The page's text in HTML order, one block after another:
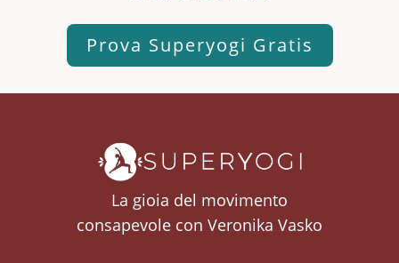
Prova Superyogi Gratis
La gioia del movimento
consapevole con Veronika Vasko